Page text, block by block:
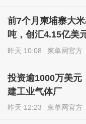
前7个月柬埔寨大
吨，创汇4.15亿美
昨天 10:08 柬单网官方
投资逾1000万美元
建工业气体厂
昨天 12:23 柬单网官方